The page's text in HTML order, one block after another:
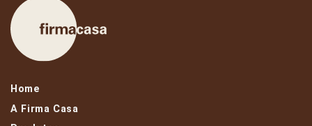
Home
A Firma Casa